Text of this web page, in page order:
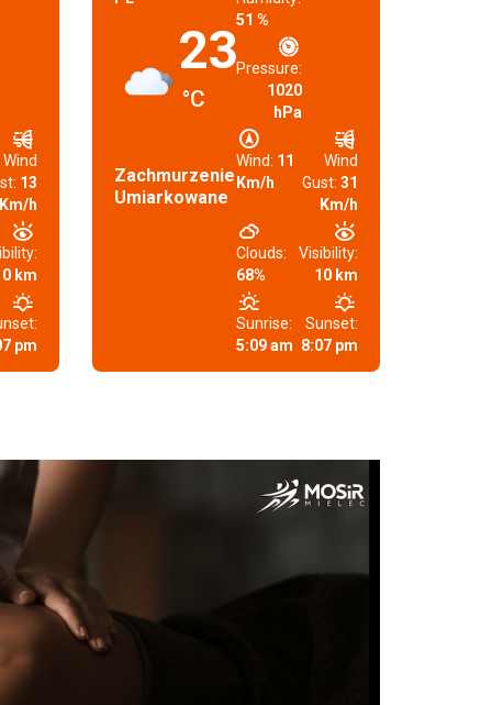
Wind
13
Km/h
km
pm
23
°C
Zachmurzenie
Umiarkowane
51 %
Pressure:
1020
hPa
Wind: 11
Km/h
Wind
Gust: 31
Km/h
Clouds:
68%
Visibility:
10 km
Sunrise:
5:09 am
Sunset:
8:07 pm